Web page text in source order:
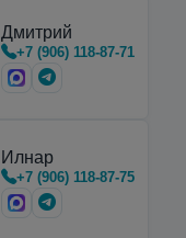
Дмитрий
+7 (906) 118-87-71
Илнар
+7 (906) 118-87-75